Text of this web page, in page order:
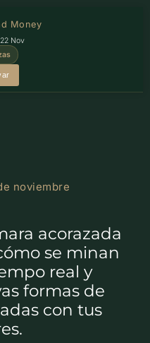
Money
Nov
noviembre
acorazada
se minan
real y
formas de
con tus